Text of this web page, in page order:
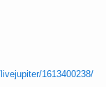
1613400238/